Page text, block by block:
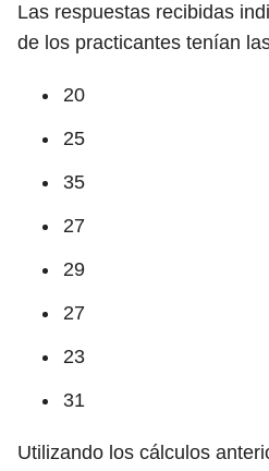
Las respuestas recibidas
de los practicantes tenían
20
25
35
27
29
27
23
31
Utilizando los cálculos